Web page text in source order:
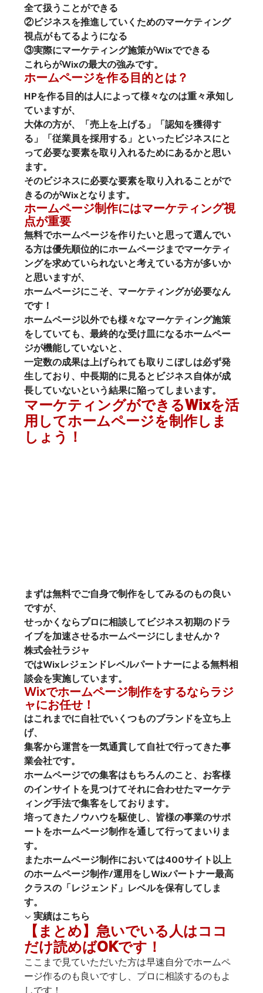
全て扱うことができる
②ビジネスを推進していくためのマーケティング
視点がもてるようになる
③実際にマーケティング施策がWixでできる
これらがWixの最大の強みです。
ホームページを作る目的とは？
HPを作る目的は人によって様々なのは重々承知し
ていますが、
大体の方が、「売上を上げる」「認知を獲得す
る」「従業員を採用する」といったビジネスにと
って必要な要素を取り入れるためにあるかと思い
ます。
そのビジネスに必要な要素を取り入れることがで
きるのがWixとなります。
ホームページ制作にはマーケティング視
点が重要
無料でホームページを作りたいと思って選んでい
る方は優先順位的にホームページまでマーケティ
ングを求めていられないと考えている方が多いか
と思いますが、
ホームページにこそ、マーケティングが必要なん
です！
ホームページ以外でも様々なマーケティング施策
をしていても、最終的な受け皿になるホームペー
ジが機能していないと、
一定数の成果は上げられても取りこぼしは必ず発
生しており、 中長期的に見るとビジネス自体が成
長していないという結果に陥ってしまいます。
マーケティングができるWixを活
用してホームページを制作しま
しょう！
まずは無料でご自身で制作をしてみるのもの良い
ですが、
せっかくならプロに相談してビジネス初期のドラ
イブを加速させるホームページにしませんか？
株式会社ラジャ
ではWixレジェンドレベルパートナーによる無料相
談会を実施しています。
Wixでホームページ制作をするならラジ
ャにお任せ！
はこれまでに自社でいくつものブランドを立ち上
げ、
集客から運営を一気通貫して自社で行ってきた事
業会社です。
ホームページでの集客はもちろんのこと、お客様
のインサイトを見つけてそれに合わせたマーケテ
ィング手法で集客をしております。
培ってきたノウハウを駆使し、皆様の事業のサポ
ートをホームページ制作を通して行ってまいりま
す。
またホームページ制作においては400サイト以上
のホームページ制作/運用をしWixパートナー最高
クラスの「レジェンド」レベルを保有してしま
す。
▼ 実績はこちら
【まとめ】急いでいる人はココ
だけ読めばOKです！
ここまで見ていただいた方は早速自分でホームペ
ージ作るのも良いですし、プロに相談するのもよ
しです！